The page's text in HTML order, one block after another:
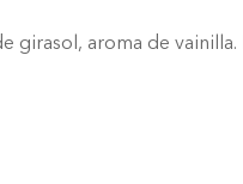
girasol, aroma de